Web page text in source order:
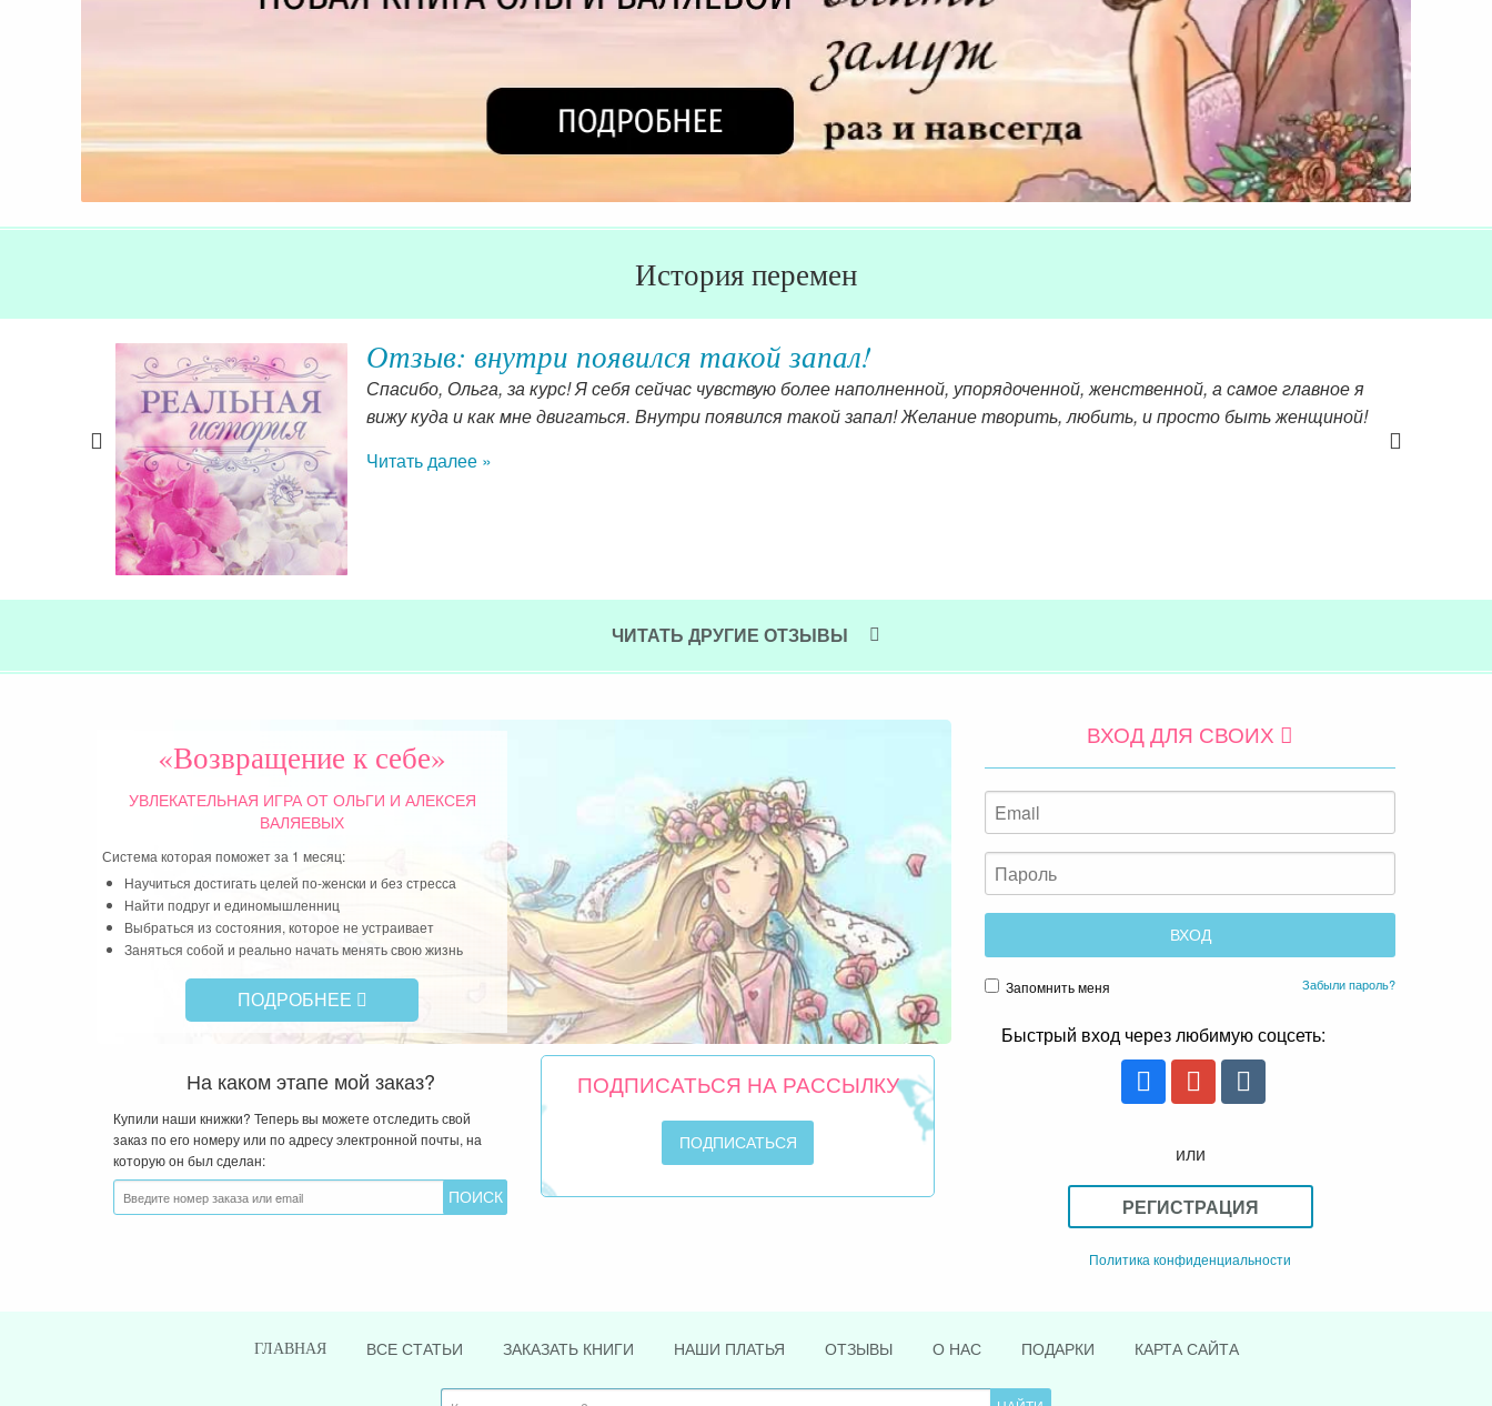
История перемен
Отзыв: внутри появился такой запал!
Спасибо, Ольга, за курс! Я себя сейчас чувствую более наполненной, упорядоченной, женственной, а самое главное я
вижу куда и как мне двигаться. Внутри появился такой запал! Желание творить, любить, и просто быть женщиной!
Читать далее »
ЧИТАТЬ ДРУГИЕ ОТЗЫВЫ
«Возвращение к себе»
УВЛЕКАТЕЛЬНАЯ ИГРАОТ ОЛЬГИ И АЛЕКСЕЯ
ВАЛЯЕВЫХ
Система которая поможет за 1 месяц:
Научиться достигать целей по-женски и без стресса
Найти подруг и единомышленниц
Выбраться из состояния, которое не устраивает
Заняться собой и реально начать менять свою жизнь
ПОДРОБНЕЕ
На каком этапе мой заказ?
Купили наши книжки? Теперь вы можете отследить свой
заказ по его номеру или по адресу электронной почты, на
которую он был сделан:
ПОДПИСАТЬСЯ НА РАССЫЛКУ
ВХОД ДЛЯ СВОИХ
Запомнить меня Забыли пароль?
Быстрый вход через любимую соцсеть:
или
РЕГИСТРАЦИЯ
Политика конфиденциальности
ГЛАВНАЯ ВСЕ СТАТЬИ ЗАКАЗАТЬ КНИГИ НАШИ ПЛАТЬЯ ОТЗЫВЫ О НАС ПОДАРКИ КАРТА САЙТА